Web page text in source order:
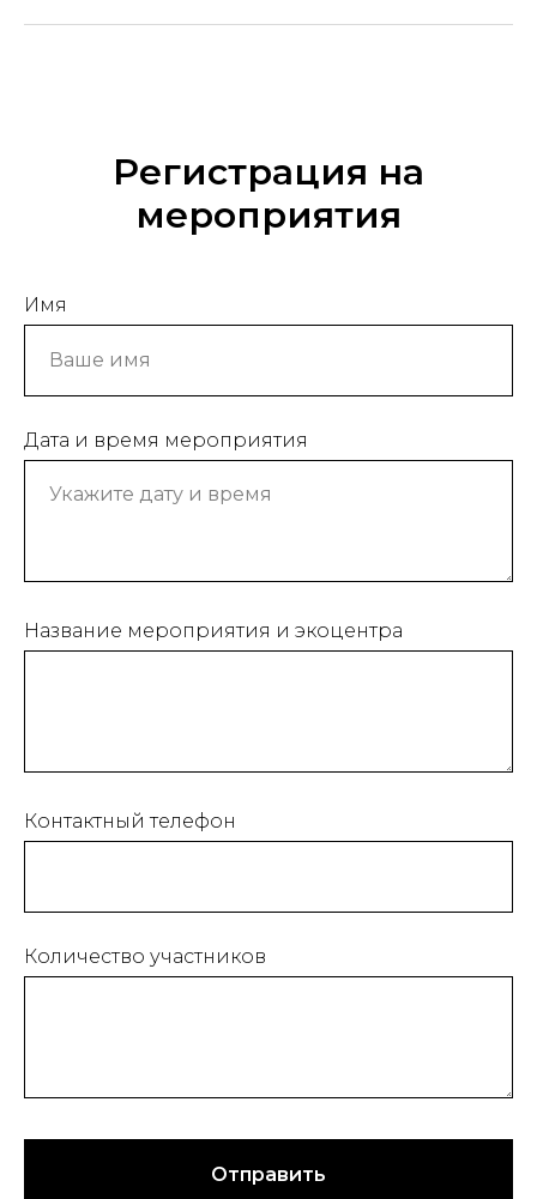
Регистрация на
мероприятия
Имя
Дата и время мероприятия
Название мероприятия и экоцентра
Контактный телефон
Количество участников
Отправить